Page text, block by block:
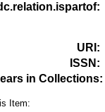
:
URI :
ISSN :
in Collections:
Item: